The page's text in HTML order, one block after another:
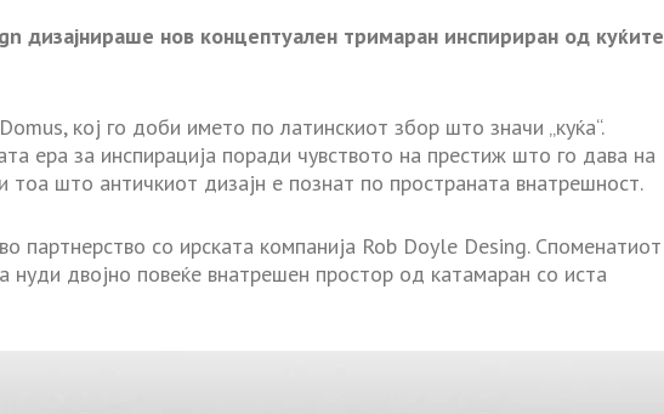
дизајнираше нов концептуален тримаран инспириран од куќите
кој го доби името по латинскиот збор што значи „куќа“.
ера за инспирација поради чувството на престиж што го дава на
тоа што античкиот дизајн е познат по пространата внатрешност.
партнерство со ирската компанија Rob Doyle Desing. Споменатиот
нуди двојно повеќе внатрешен простор од катамаран со иста